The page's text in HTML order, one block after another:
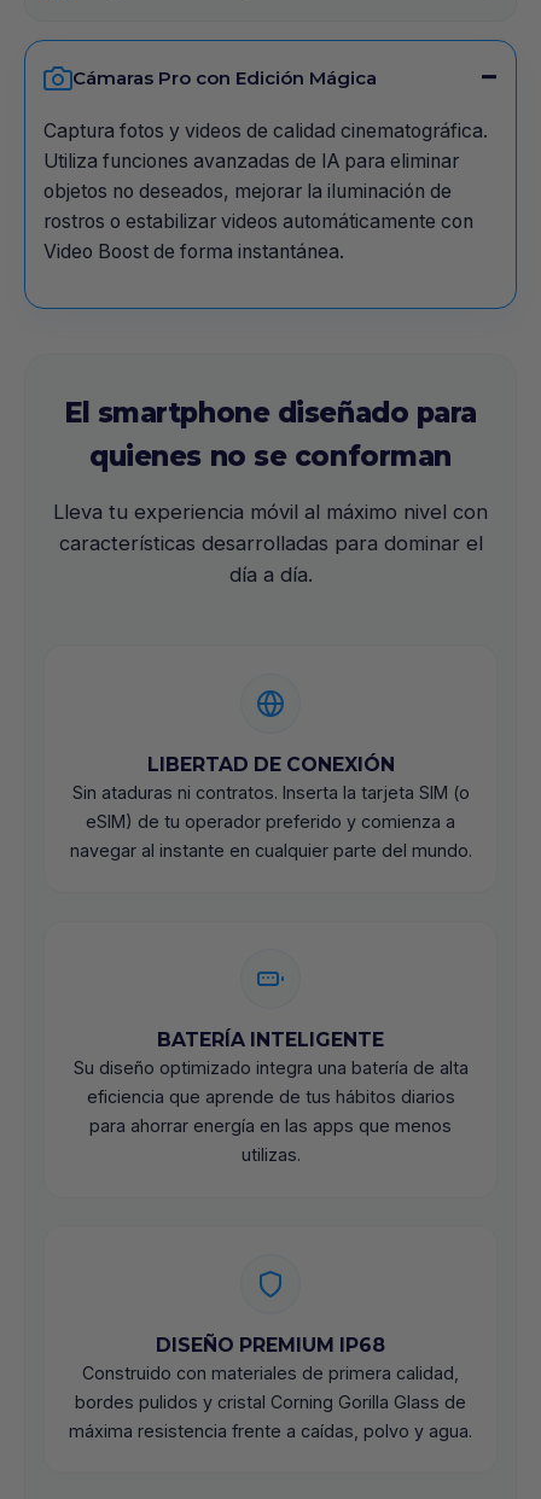
Cámaras Pro con Edición Mágica
Captura fotos y videos de calidad cinematográfica.
Utiliza funciones avanzadas de IA para eliminar
objetos no deseados, mejorar la iluminación de
rostros o estabilizar videos automáticamente con
Video Boost de forma instantánea.
El smartphone diseñado para
quienes no se conforman
Lleva tu experiencia móvil al máximo nivel con
características desarrolladas para dominar el
día a día.
LIBERTAD DE CONEXIÓN
Sin ataduras ni contratos. Inserta la tarjeta SIM (o
eSIM) de tu operador preferido y comienza a
navegar al instante en cualquier parte del mundo.
BATERÍA INTELIGENTE
Su diseño optimizado integra una batería de alta
eficiencia que aprende de tus hábitos diarios
para ahorrar energía en las apps que menos
utilizas.
DISEÑO PREMIUM IP68
Construido con materiales de primera calidad,
bordes pulidos y cristal Corning Gorilla Glass de
máxima resistencia frente a caídas, polvo y agua.